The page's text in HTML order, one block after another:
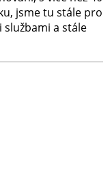
jsme tu stále pro
službami a stále